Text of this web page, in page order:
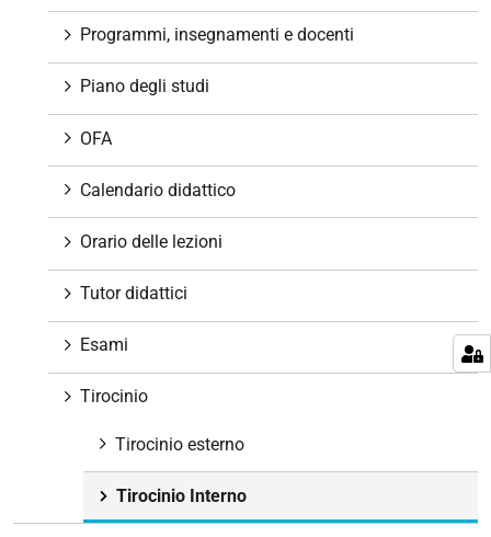
Programmi, insegnamenti e docenti
Piano degli studi
OFA
Calendario didattico
Orario delle lezioni
Tutor didattici
Esami
Tirocinio
Tirocinio esterno
Tirocinio Interno